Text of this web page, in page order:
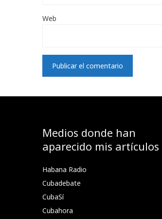
Web
Medios donde han
aparecido mis artículos
Habana Radio
Cubadebate
CubaSí
Cubahora